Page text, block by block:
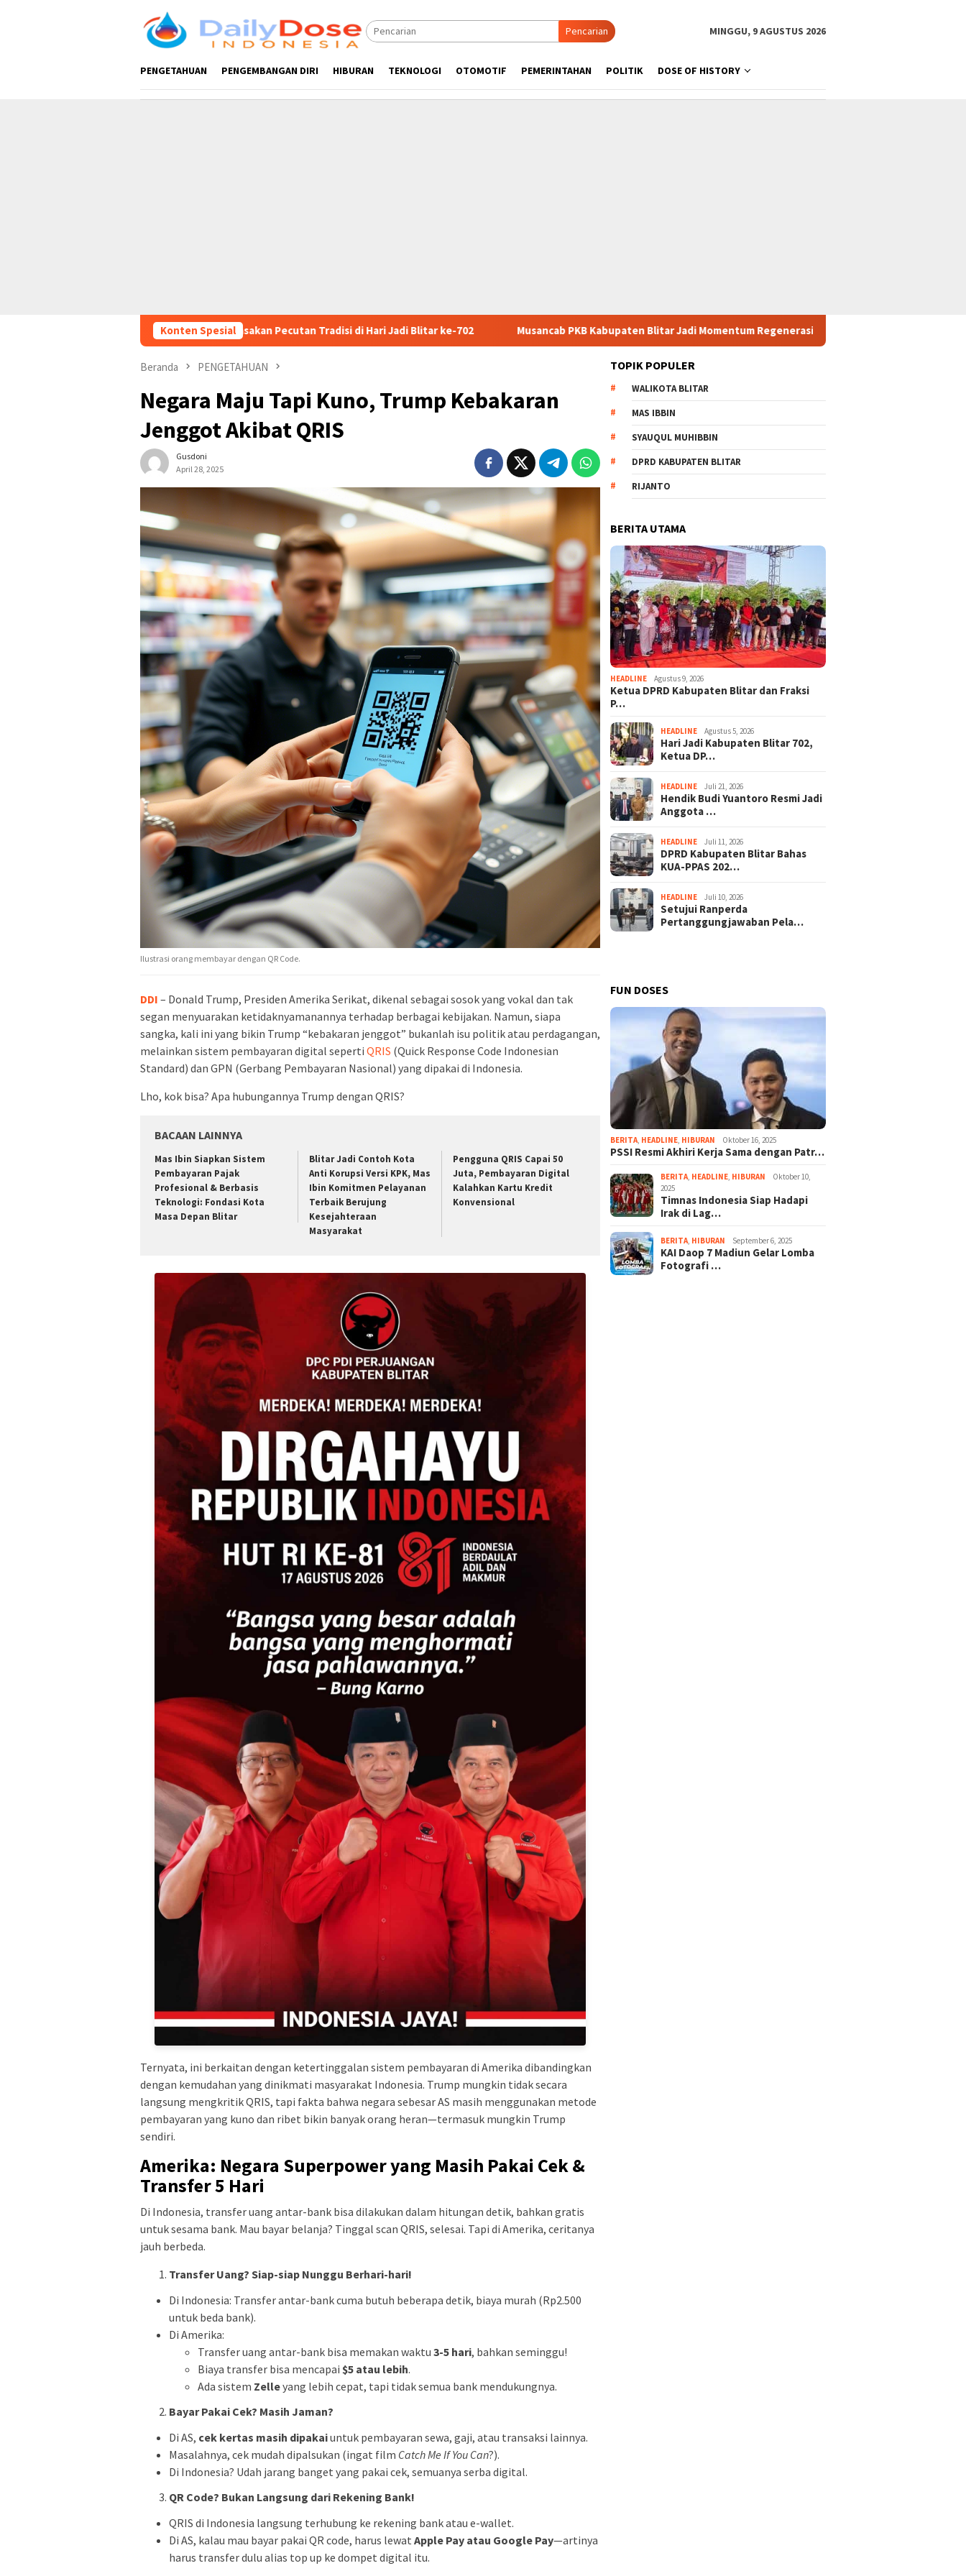
Pencarian MINGGU, 9 AGUSTUS 2026
PENGETAHUAN PENGEMBANGAN DIRI HIBURAN TEKNOLOGI OTOMOTIF PEMERINTAHAN POLITIK DOSE OF HISTORY
Konten Spesial
Tiban, Ikut Rasakan Pecutan Tradisi di Hari Jadi Blitar ke-702 Musancab PKB Kabupaten Blitar Jadi Momentum Regenerasi, M Rifai Target Kembalikan Kursi Hilang Jadi 14 Kursi DPRD
Beranda PENGETAHUAN
Negara Maju Tapi Kuno, Trump Kebakaran
Jenggot Akibat QRIS
Gusdoni
April 28, 2025
Ilustrasi orang membayar dengan QR Code.
DDI – Donald Trump, Presiden Amerika Serikat, dikenal sebagai sosok yang vokal dan tak
segan menyuarakan ketidaknyamanannya terhadap berbagai kebijakan. Namun, siapa
sangka, kali ini yang bikin Trump “kebakaran jenggot” bukanlah isu politik atau perdagangan,
melainkan sistem pembayaran digital seperti QRIS (Quick Response Code Indonesian
Standard) dan GPN (Gerbang Pembayaran Nasional) yang dipakai di Indonesia.
Lho, kok bisa? Apa hubungannya Trump dengan QRIS?
BACAAN LAINNYA
Mas Ibin Siapkan Sistem
Pembayaran Pajak
Profesional & Berbasis
Teknologi: Fondasi Kota
Masa Depan Blitar
Blitar Jadi Contoh Kota
Anti Korupsi Versi KPK, Mas
Ibin Komitmen Pelayanan
Terbaik Berujung
Kesejahteraan
Masyarakat
Pengguna QRIS Capai 50
Juta, Pembayaran Digital
Kalahkan Kartu Kredit
Konvensional
Ternyata, ini berkaitan dengan ketertinggalan sistem pembayaran di Amerika dibandingkan
dengan kemudahan yang dinikmati masyarakat Indonesia. Trump mungkin tidak secara
langsung mengkritik QRIS, tapi fakta bahwa negara sebesar AS masih menggunakan metode
pembayaran yang kuno dan ribet bikin banyak orang heran—termasuk mungkin Trump
sendiri.
Amerika: Negara Superpower yang Masih Pakai Cek &
Transfer 5 Hari
Di Indonesia, transfer uang antar-bank bisa dilakukan dalam hitungan detik, bahkan gratis
untuk sesama bank. Mau bayar belanja? Tinggal scan QRIS, selesai. Tapi di Amerika, ceritanya
jauh berbeda.
Transfer Uang? Siap-siap Nunggu Berhari-hari!
Di Indonesia: Transfer antar-bank cuma butuh beberapa detik, biaya murah (Rp2.500
untuk beda bank).
Di Amerika:
Transfer uang antar-bank bisa memakan waktu 3-5 hari, bahkan seminggu!
Biaya transfer bisa mencapai $5 atau lebih.
Ada sistem Zelleyang lebih cepat, tapi tidak semua bank mendukungnya.
Bayar Pakai Cek? Masih Jaman?
Di AS, cek kertas masih dipakaiuntuk pembayaran sewa, gaji, atau transaksi lainnya.
Masalahnya, cek mudah dipalsukan (ingat film Catch Me If You Can?).
Di Indonesia? Udah jarang banget yang pakai cek, semuanya serba digital.
QR Code? Bukan Langsung dari Rekening Bank!
QRIS di Indonesia langsung terhubung ke rekening bank atau e-wallet.
Di AS, kalau mau bayar pakai QR code, harus lewat Apple Pay atau Google Pay—artinya
harus transfer dulu alias top up ke dompet digital itu.
TOPIK POPULER
WALIKOTA BLITAR
MAS IBBIN
SYAUQUL MUHIBBIN
DPRD KABUPATEN BLITAR
RIJANTO
BERITA UTAMA
HEADLINE Agustus 9, 2026
Ketua DPRD Kabupaten Blitar dan Fraksi
P…
HEADLINE Agustus 5, 2026
Hari Jadi Kabupaten Blitar 702,
Ketua DP…
HEADLINE Juli 21, 2026
Hendik Budi Yuantoro Resmi Jadi
Anggota …
HEADLINE Juli 11, 2026
DPRD Kabupaten Blitar Bahas
KUA-PPAS 202…
HEADLINE Juli 10, 2026
Setujui Ranperda
Pertanggungjawaban Pela…
FUN DOSES
BERITA HEADLINE HIBURAN Oktober 16, 2025
PSSI Resmi Akhiri Kerja Sama dengan Patr…
BERITA HEADLINE HIBURAN
Oktober 10,
2025
Timnas Indonesia Siap Hadapi
Irak di Lag…
BERITA HIBURAN September 6, 2025
KAI Daop 7 Madiun Gelar Lomba
Fotografi …